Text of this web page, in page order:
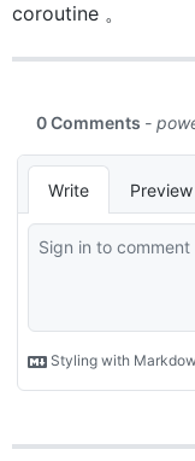
coroutine 。